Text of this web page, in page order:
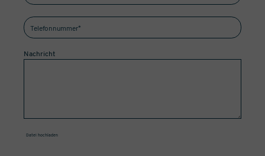
Nachricht
Datei hochladen